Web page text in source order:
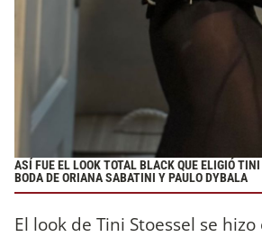
ASÍ FUE EL LOOK TOTAL BLACK QUE ELIGIÓ
BODA DE ORIANA SABATINI Y PAULO DYBALA
El look de Tini Stoessel se